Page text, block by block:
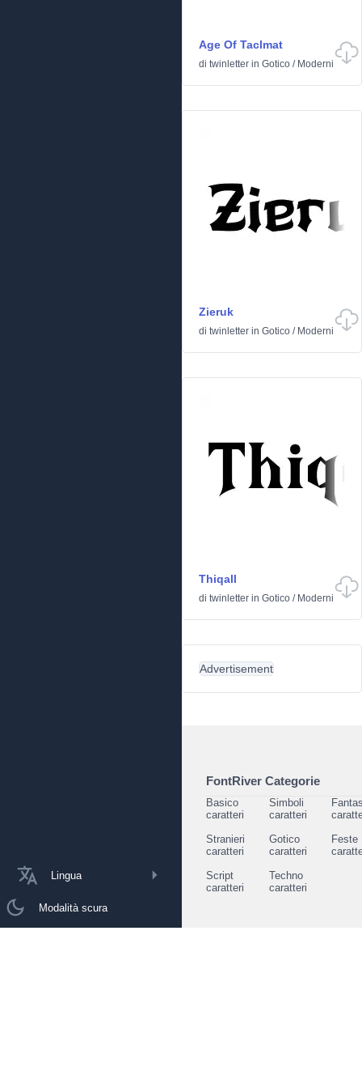
Lingua
Modalità scura
Age Of Taclmat
di twinletter in Gotico / Moderni
Zieruk
di twinletter in Gotico / Moderni
Thiqall
di twinletter in Gotico / Moderni
Advertisement
FontRiver Categorie
Basico
caratteri
Simboli
caratteri
Stranieri
caratteri
Gotico
caratteri
Feste
Script
caratteri
Techno
caratteri